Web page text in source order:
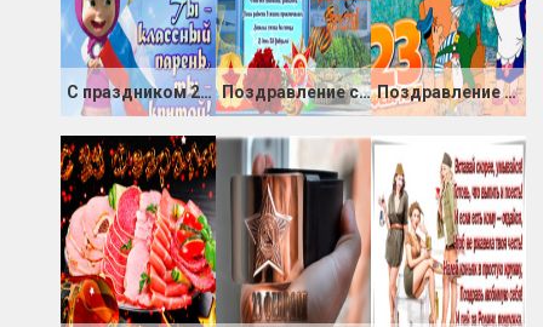
С праздником 23 февраля парню Поздравление с Праздником 23 Февраля Поздравление С Праздником 23 Февраля в картинках